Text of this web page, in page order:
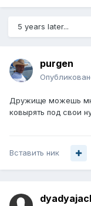
5 years later...
purgen
Дружище можешь
ковырять под свои
Вставить ник